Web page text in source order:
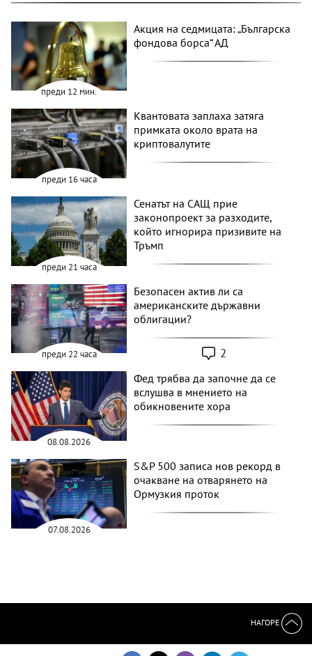
преди 12 мин.
Акция на седмицата: „Българска
фондова борса“ АД
преди 16 часа
Квантовата заплаха затяга
примката около врата на
криптовалутите
преди 21 часа
Сенатът на САЩ прие
законопроект за разходите,
който игнорира призивите на
Тръмп
преди 22 часа
Безопасен актив ли са
американските държавни
облигации?
2
08.08.2026
Фед трябва да започне да се
вслушва в мнението на
обикновените хора
07.08.2026
S&P 500 записа нов рекорд в
очакване на отварянето на
Ормузкия проток
НАГОРЕ